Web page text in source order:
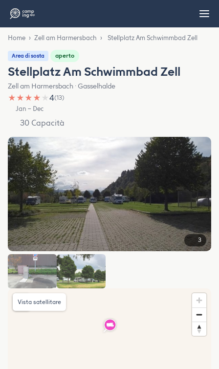
Home › Zell am Harmersbach › Stellplatz Am Schwimmbad Zell
Area di sosta aperto
Stellplatz Am Schwimmbad Zell
Zell am Harmersbach · Gasselhalde
★ ★ ★ ★ ★4(13)
Jan – Dec
30 Capacità
3
Vista satellitare